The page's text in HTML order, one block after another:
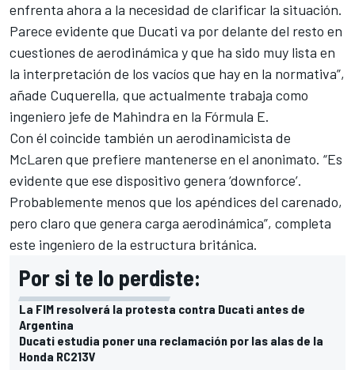
enfrenta ahora a la necesidad de clarificar la situación.
Parece evidente que Ducati va por delante del resto en
cuestiones de aerodinámica y que ha sido muy lista en
la interpretación de los vacíos que hay en la normativa”,
añade Cuquerella, que actualmente trabaja como
ingeniero jefe de Mahindra en la Fórmula E.
Con él coincide también un aerodinamicista de
McLaren que prefiere mantenerse en el anonimato. “Es
evidente que ese dispositivo genera ‘downforce’.
Probablemente menos que los apéndices del carenado,
pero claro que genera carga aerodinámica”, completa
este ingeniero de la estructura británica.
Por si te lo perdiste:
La FIM resolverá la protesta contra Ducati antes de
Argentina
Ducati estudia poner una reclamación por las alas de la
Honda RC213V